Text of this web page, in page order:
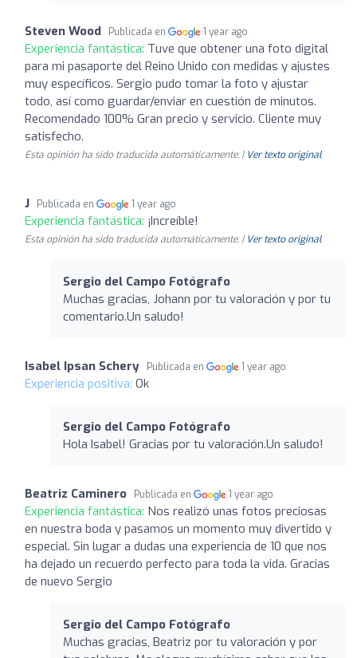
Steven Wood Publicada en 1 year ago
Experiencia fantástica: Tuve que obtener una foto digital
para mi pasaporte del Reino Unido con medidas y ajustes
muy específicos. Sergio pudo tomar la foto y ajustar
todo, así como guardar/enviar en cuestión de minutos.
Recomendado 100% Gran precio y servicio. Cliente muy
satisfecho.
Esta opinión ha sido traducida automáticamente. | Ver texto original
J Publicada en 1 year ago
Experiencia fantástica: ¡Increíble!
Esta opinión ha sido traducida automáticamente. | Ver texto original
Sergio del Campo Fotógrafo
Muchas gracias, Johann por tu valoración y por tu
comentario.Un saludo!
Isabel Ipsan Schery Publicada en 1 year ago
Experiencia positiva: Ok
Sergio del Campo Fotógrafo
Hola Isabel! Gracias por tu valoración.Un saludo!
Beatriz Caminero Publicada en 1 year ago
Experiencia fantástica: Nos realizó unas fotos preciosas
en nuestra boda y pasamos un momento muy divertido y
especial. Sin lugar a dudas una experiencia de 10 que nos
ha dejado un recuerdo perfecto para toda la vida. Gracias
de nuevo Sergio
Sergio del Campo Fotógrafo
Muchas gracias, Beatriz por tu valoración y por